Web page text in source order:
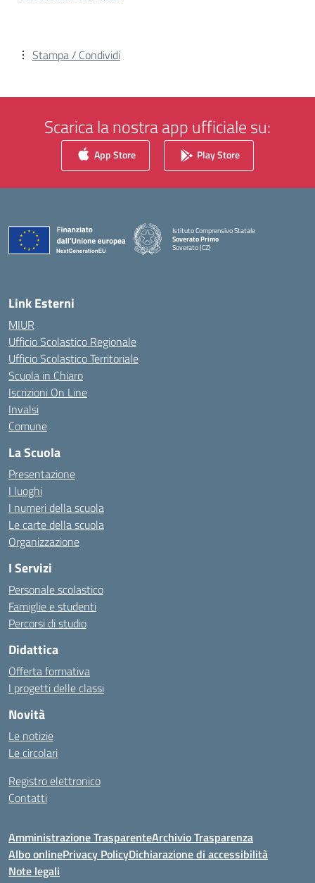
Stampa / Condividi
Scarica la nostra app ufficiale su:
App Store Play Store
Istituto Comprensivo Statale
Soverato Primo
Soverato (CZ)
Link Esterni
MIUR
Ufficio Scolastico Regionale
Ufficio Scolastico Territoriale
Scuola in Chiaro
Iscrizioni On Line
Invalsi
Comune
La Scuola
Presentazione
I luoghi
I numeri della scuola
Le carte della scuola
Organizzazione
I Servizi
Personale scolastico
Famiglie e studenti
Percorsi di studio
Didattica
Offerta formativa
I progetti delle classi
Novità
Le notizie
Le circolari
Registro elettronico
Contatti
Amministrazione TrasparenteArchivio Trasparenza
Albo onlinePrivacy PolicyDichiarazione di accessibilità
Note legali